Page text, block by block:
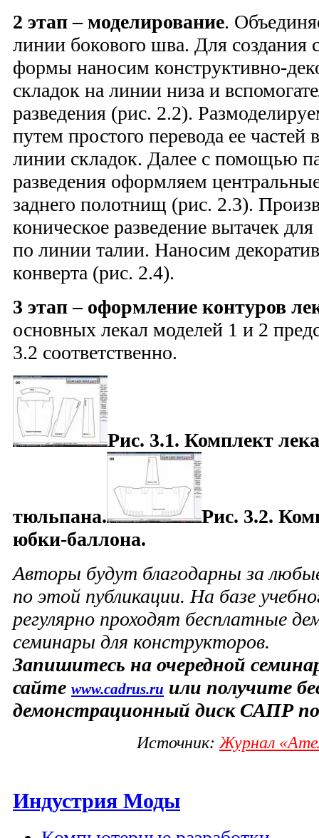
2 этап – моделирование.
линии бокового шва. Для создания
формы наносим конструктивно-
складок на линии низа и
разведения (рис. 2.2).
путем простого перевода ее частей
линии складок. Далее с помощью
разведения оформляем
заднего полотнищ (рис. 2.3).
коническое разведение вытачек
по линии талии. Наносим
конверта (рис. 2.4).
3 этап – оформление контуров
основных лекал моделей 1 и 2
3.2 соответственно.
Рис. 3.1. Комплект
тюльпана.
Рис. 3.2.
юбки-баллона.
Авторы будут благодарны за
по этой публикации. На базе
регулярно проходят бесплатные
семинары для конструкторов.
Запишитесь на очередной
сайте www.cadrus.ru или получите
демонстрационный диск САПР
Источник:Журнал
Индустрия Моды